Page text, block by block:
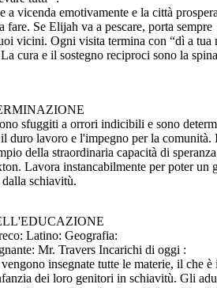
a vicenda emotivamente e la città
fare. Se Elijah va a pescare, porta sempre
vicini. Ogni visita termina con “dì a tua
cura e il sostegno reciproci sono la spina
sfuggiti a orrori indicibili e sono
il duro lavoro e l'impegno per la comunità.
della straordinaria capacità di
Lavora instancabilmente per poter un
schiavitù.
Latino: Geografia:
Mr. Travers Incarichi di oggi :
insegnate tutte le materie, il che è
dei loro genitori in schiavitù. Gli